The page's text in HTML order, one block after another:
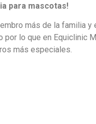
para mascotas!
más de la familia
por lo que en Equiclinic
más especiales.